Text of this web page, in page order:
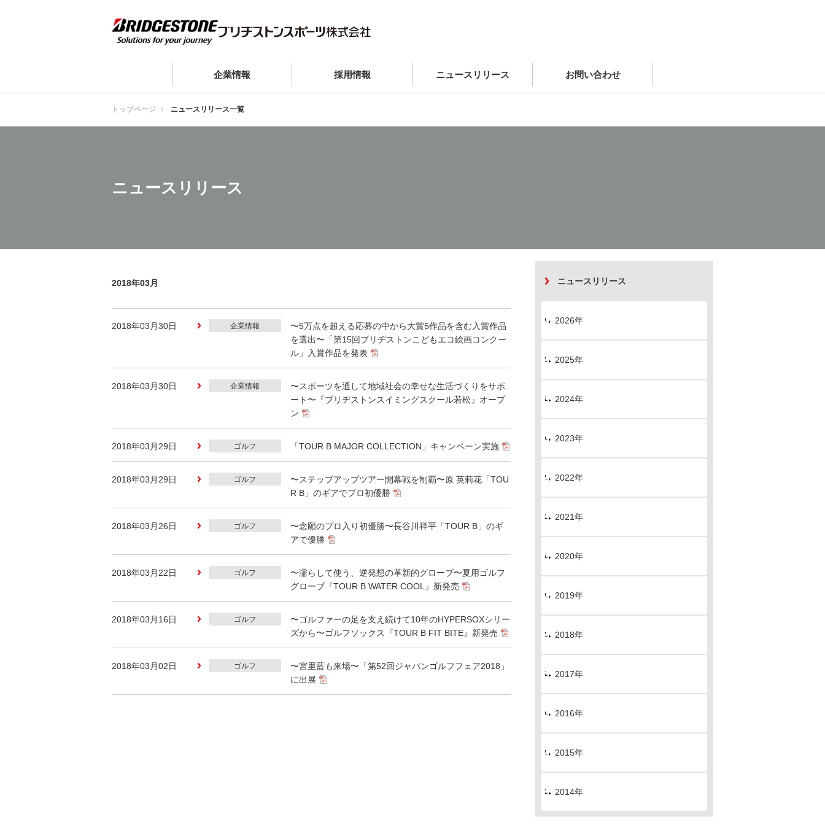
企業情報 採用情報 ニュースリリース お問い合わせ
トップページ ニュースリリース一覧
ニュースリリース
2018年03月
2018年03月30日 企業情報
〜5万点を超える応募の中から大賞5作品を含む入賞作品
を選出〜「第15回ブリヂストンこどもエコ絵画コンクー
ル」入賞作品を発表
2018年03月30日 企業情報
〜スポーツを通して地域社会の幸せな生活づくりをサポ
ート〜『ブリヂストンスイミングスクール若松』オープ
ン
2018年03月29日 ゴルフ 「TOUR B MAJOR COLLECTION」キャンペーン実施
2018年03月29日 ゴルフ
〜ステップアップツアー開幕戦を制覇〜原 英莉花「TOU
R B」のギアでプロ初優勝
2018年03月26日 ゴルフ
〜念願のプロ入り初優勝〜長谷川祥平「TOUR B」のギ
アで優勝
2018年03月22日 ゴルフ
〜濡らして使う、逆発想の革新的グローブ〜夏用ゴルフ
グローブ『TOUR B WATER COOL』新発売
2018年03月16日 ゴルフ
〜ゴルファーの足を支え続けて10年のHYPERSOXシリー
ズから〜ゴルフソックス『TOUR B FIT BITE』新発売
2018年03月02日 ゴルフ
〜宮里藍も来場〜「第52回ジャパンゴルフフェア2018」
に出展
ニュースリリース
2026年
2025年
2024年
2023年
2022年
2021年
2020年
2019年
2018年
2017年
2016年
2015年
2014年